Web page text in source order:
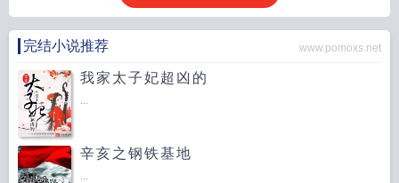
完结小说推荐 www.pomoxs.net
我家太子妃超凶的
...
辛亥之钢铁基地
...